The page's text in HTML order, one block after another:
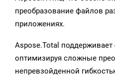
преобразование файлов
приложениях.
Aspose.Total
оптимизируя сложные
непревзойденной